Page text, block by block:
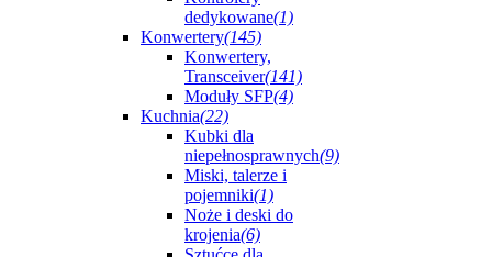
dedykowane(1)
Konwertery(145)
Konwertery,
Transceiver(141)
Moduły SFP(4)
Kuchnia(22)
Kubki dla
niepełnosprawnych(9)
Miski, talerze i
pojemniki(1)
Noże i deski do
krojenia(6)